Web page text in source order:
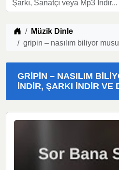
Müzik indir
Müzik Dinle
gripin – nasılım biliyor
GRIPIN – NASILIM
İNDIR, ŞARKI İNDIR VE